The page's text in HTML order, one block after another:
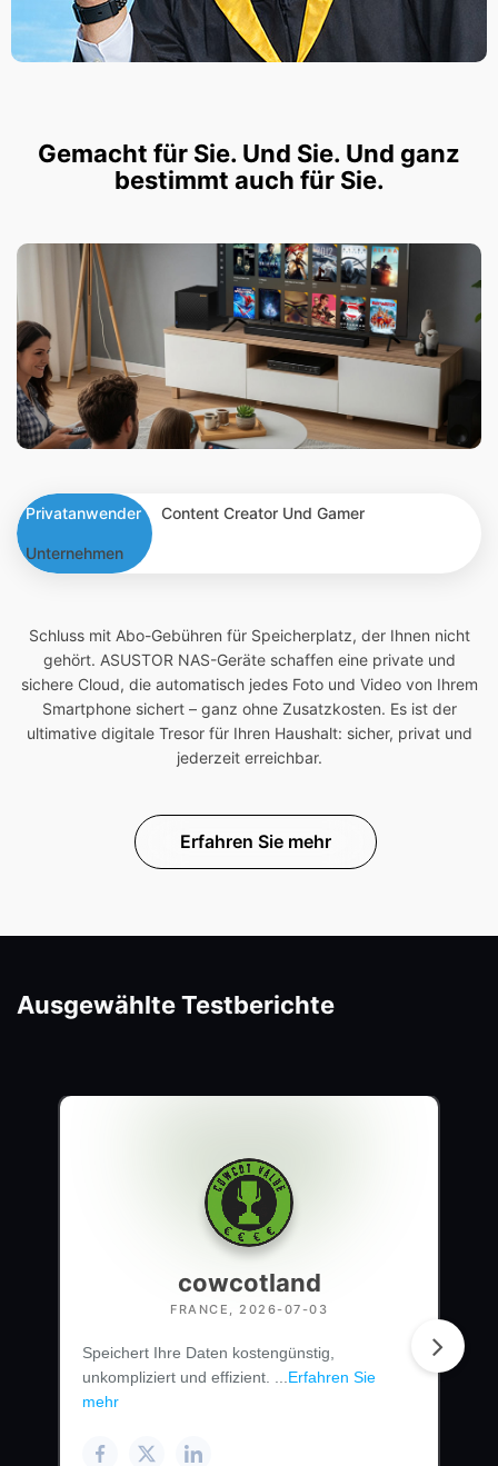
Gemacht für Sie. Und Sie. Und ganz
bestimmt auch für Sie.
Privatanwender Content Creator Und Gamer
Unternehmen
Schluss mit Abo-Gebühren für Speicherplatz, der Ihnen nicht
gehört. ASUSTOR NAS-Geräte schaffen eine private und
sichere Cloud, die automatisch jedes Foto und Video von Ihrem
Smartphone sichert – ganz ohne Zusatzkosten. Es ist der
ultimative digitale Tresor für Ihren Haushalt: sicher, privat und
jederzeit erreichbar.
Erfahren Sie mehr
Ausgewählte Testberichte
cowcotland
FRANCE, 2026-07-03
Speichert Ihre Daten kostengünstig,
unkompliziert und effizient. ... Erfahren Sie
mehr